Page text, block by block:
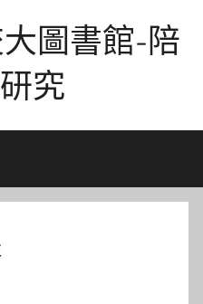
圖書館-陪
究